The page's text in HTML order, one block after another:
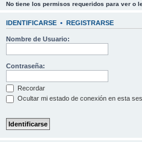
No tiene los permisos requeridos para ver o
IDENTIFICARSE • REGISTRARSE
Nombre de Usuario:
Contraseña:
Recordar
Ocultar mi estado de conexión en esta